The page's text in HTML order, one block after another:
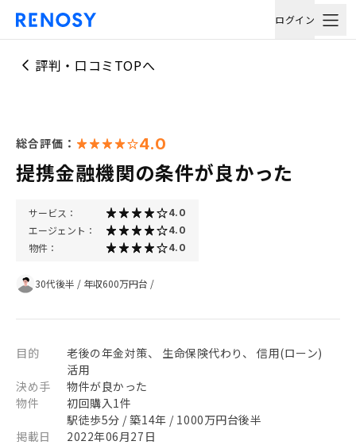
ログイン
評判・口コミTOPへ
総合評価： 4.0
提携金融機関の条件が良かった
サービス： 4.0
エージェント： 4.0
物件： 4.0
30代後半 / 年収600万円台 /
目的
老後の年金対策、 生命保険代わり、 信用(ローン)
活用
決め手
物件が良かった
物件
初回購入1件
駅徒歩5分 / 築14年 / 1000万円台後半
掲載日
2022年06月27日